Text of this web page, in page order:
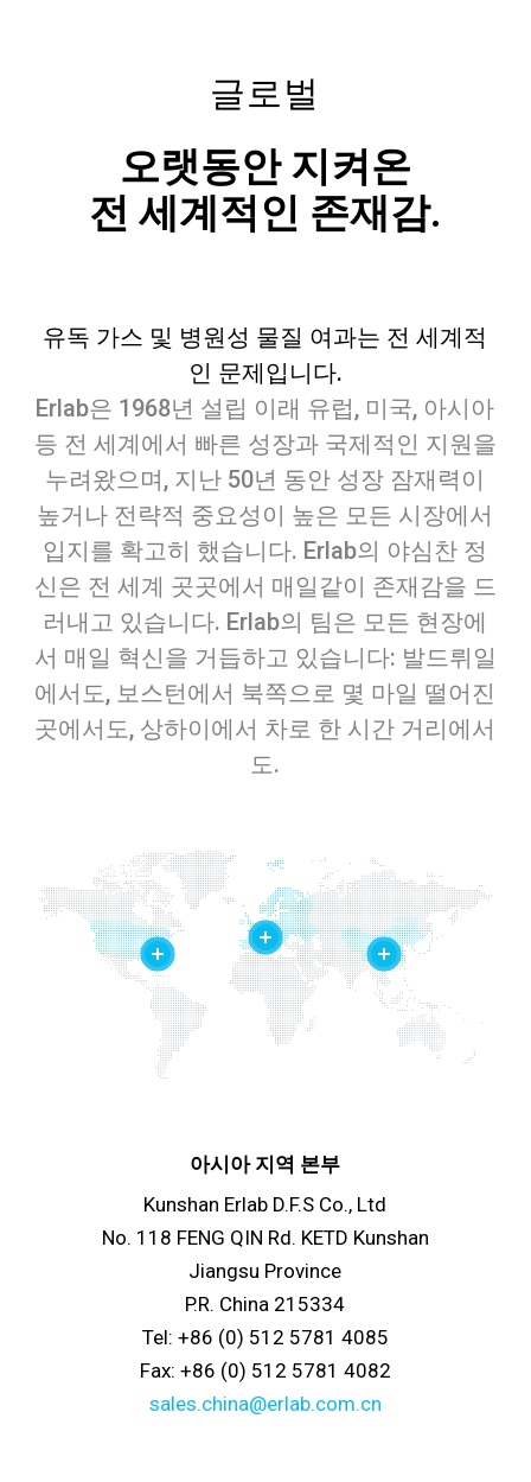
글로벌
오랫동안 지켜온
전 세계적인 존재감.
유독 가스 및 병원성 물질 여과는 전 세계적
인 문제입니다.
Erlab은 1968년 설립 이래 유럽, 미국, 아시아
등 전 세계에서 빠른 성장과 국제적인 지원을
누려왔으며, 지난 50년 동안 성장 잠재력이
높거나 전략적 중요성이 높은 모든 시장에서
입지를 확고히 했습니다. Erlab의 야심찬 정
신은 전 세계 곳곳에서 매일같이 존재감을 드
러내고 있습니다. Erlab의 팀은 모든 현장에
서 매일 혁신을 거듭하고 있습니다: 발드뤼일
에서도, 보스턴에서 북쪽으로 몇 마일 떨어진
곳에서도, 상하이에서 차로 한 시간 거리에서
도.
아시아 지역 본부
Kunshan Erlab D.F.S Co., Ltd
No. 118 FENG QIN Rd. KETD Kunshan
Jiangsu Province
P.R. China 215334
Tel: +86 (0) 512 5781 4085
Fax: +86 (0) 512 5781 4082
sales.china@erlab.com.cn